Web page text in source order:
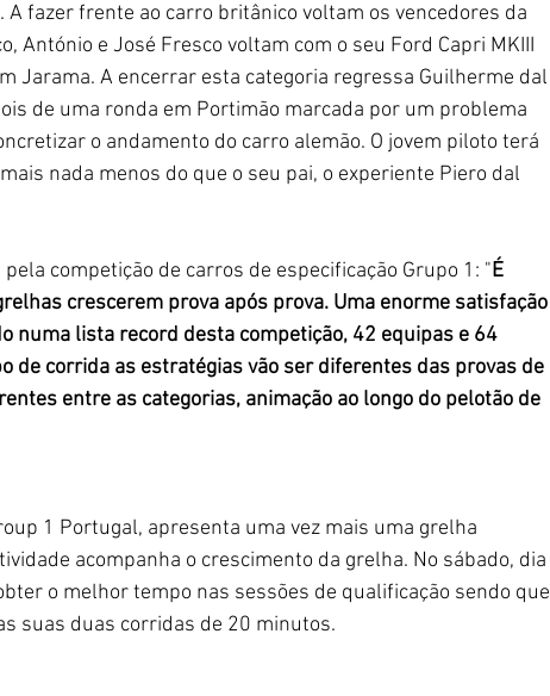
fazer frente ao carro britânico voltam os vencedores da
António e José Fresco voltam com o seu Ford Capri MKIII
Jarama. A encerrar esta categoria regressa Guilherme dal
de uma ronda em Portimão marcada por um problema
o andamento do carro alemão. O jovem piloto terá
nada menos do que o seu pai, o experiente Piero dal
competição de carros de especificação Grupo 1: "É
crescerem prova após prova. Uma enorme satisfação
numa lista record desta competição, 42 equipas e 64
de corrida as estratégias vão ser diferentes das provas de
entre as categorias, animação ao longo do pelotão de
acompanha o crescimento da grelha. No sábado, dia
o melhor tempo nas sessões de qualificação sendo que
suas duas corridas de 20 minutos.